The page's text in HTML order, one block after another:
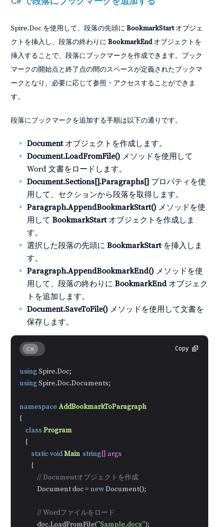
Spire.Doc を使用して、段落の先頭にBookmarkStartオブジェ
クトを挿入し、段落の終わりにBookmarkEndオブジェクトを
挿入することで、段落にブックマークを作成できます。ブック
マークの開始点と終了点の間のスペースが定義されたブックマ
ークとなり、必要に応じて参照・アクセスすることができま
す。
段落にブックマークを追加する手順は以下の通りです。
Documentオブジェクトを作成します。
Document.LoadFromFile() メソッドを使用して
Word 文書をロードします。
Document.Sections[].Paragraphs[] プロパティを使
用して、セクションから段落を取得します。
Paragraph.AppendBookmarkStart() メソッドを使
用してBookmarkStartオブジェクトを作成しま
す。
選択した段落の先頭にBookmarkStartを挿入しま
す。
Paragraph.AppendBookmarkEnd() メソッドを使
用して、段落の終わりにBookmarkEnd オブジェク
トを追加します。
Document.SaveToFile() メソッドを使用して文書を
保存します。
C# Copy
using
using Spire.Doc.Documents;
namespace AddBookmarkToParagraph
{
class Program
    {
staticvoidMain(string[] args)
        {
// Documentオブジェクトを作成
            Document doc =
new Document();
// Wordファイルをロード
            doc.LoadFromFile(
"Sample.docx");